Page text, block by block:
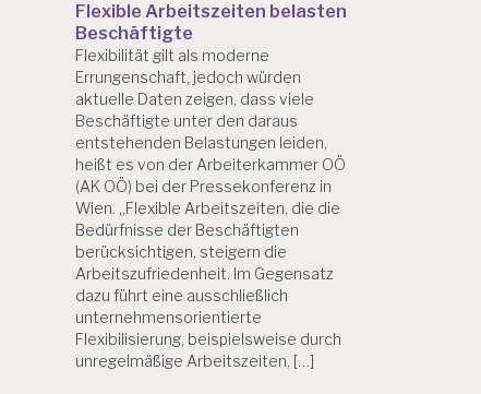
Flexible Arbeitszeiten belasten
Beschäftigte
Flexibilität gilt als moderne
Errungenschaft, jedoch würden
aktuelle Daten zeigen, dass viele
Beschäftigte unter den daraus
entstehenden Belastungen leiden,
heißt es von der Arbeiterkammer OÖ
(AK OÖ) bei der Pressekonferenz in
Wien. „Flexible Arbeitszeiten, die die
Bedürfnisse der Beschäftigten
berücksichtigen, steigern die
Arbeitszufriedenheit. Im Gegensatz
dazu führt eine ausschließlich
unternehmensorientierte
Flexibilisierung, beispielsweise durch
unregelmäßige Arbeitszeiten, […]